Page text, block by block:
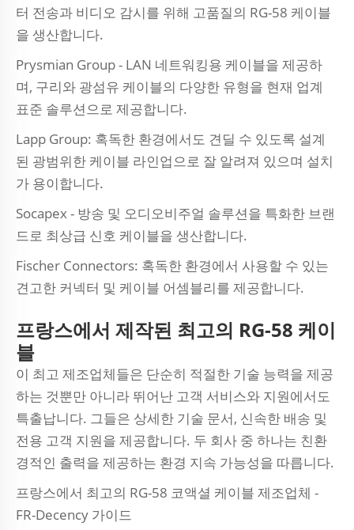
터 전송과 비디오 감시를 위해 고품질의 RG-58 케이블
을 생산합니다.
Prysmian Group - LAN 네트워킹용 케이블을 제공하
며, 구리와 광섬유 케이블의 다양한 유형을 현재 업계
표준 솔루션으로 제공합니다.
Lapp Group: 혹독한 환경에서도 견딜 수 있도록 설계
된 광범위한 케이블 라인업으로 잘 알려져 있으며 설치
가 용이합니다.
Socapex - 방송 및 오디오비주얼 솔루션을 특화한 브랜
드로 최상급 신호 케이블을 생산합니다.
Fischer Connectors: 혹독한 환경에서 사용할 수 있는
견고한 커넥터 및 케이블 어셈블리를 제공합니다.
프랑스에서 제작된 최고의 RG-58 케이
블
이 최고 제조업체들은 단순히 적절한 기술 능력을 제공
하는 것뿐만 아니라 뛰어난 고객 서비스와 지원에서도
특출납니다. 그들은 상세한 기술 문서, 신속한 배송 및
전용 고객 지원을 제공합니다. 두 회사 중 하나는 친환
경적인 출력을 제공하는 환경 지속 가능성을 따릅니다.
프랑스에서 최고의 RG-58 코액셜 케이블 제조업체 -
FR-Decency 가이드